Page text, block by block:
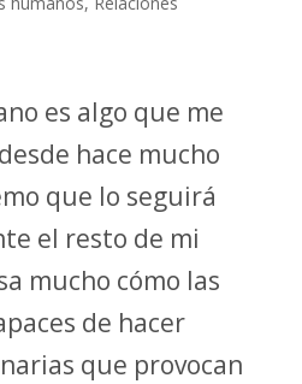
es algo que me
hace mucho
que lo seguirá
el resto de mi
mucho cómo las
de hacer
que provocan